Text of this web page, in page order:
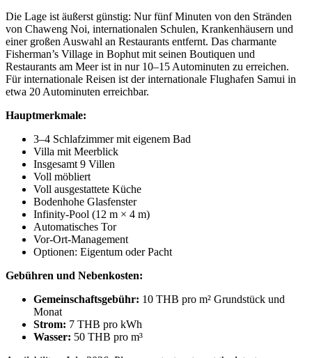
Die Lage ist äußerst günstig: Nur fünf Minuten von den Stränden
von Chaweng Noi, internationalen Schulen, Krankenhäusern und
einer großen Auswahl an Restaurants entfernt. Das charmante
Fisherman’s Village in Bophut mit seinen Boutiquen und
Restaurants am Meer ist in nur 10–15 Autominuten zu erreichen.
Für internationale Reisen ist der internationale Flughafen Samui in
etwa 20 Autominuten erreichbar.
Hauptmerkmale:
3–4 Schlafzimmer mit eigenem Bad
Villa mit Meerblick
Insgesamt 9 Villen
Voll möbliert
Voll ausgestattete Küche
Bodenhohe Glasfenster
Infinity-Pool (12 m × 4 m)
Automatisches Tor
Vor-Ort-Management
Optionen: Eigentum oder Pacht
Gebühren und Nebenkosten:
Gemeinschaftsgebühr: 10 THB pro m² Grundstück und
Monat
Strom: 7 THB pro kWh
Wasser: 50 THB pro m³